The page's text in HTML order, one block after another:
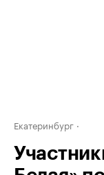
Екатеринбург